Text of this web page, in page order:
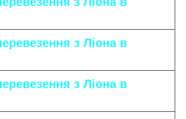
з Ліона в
з Ліона в